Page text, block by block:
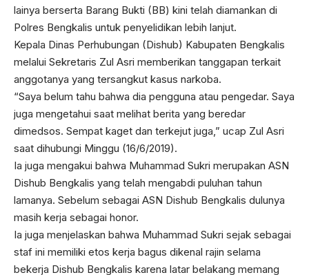
lainya berserta Barang Bukti (BB) kini telah diamankan di
Polres Bengkalis untuk penyelidikan lebih lanjut.
Kepala Dinas Perhubungan (Dishub) Kabupaten Bengkalis
melalui Sekretaris Zul Asri memberikan tanggapan terkait
anggotanya yang tersangkut kasus narkoba.
“Saya belum tahu bahwa dia pengguna atau pengedar. Saya
juga mengetahui saat melihat berita yang beredar
dimedsos. Sempat kaget dan terkejut juga,” ucap Zul Asri
saat dihubungi Minggu (16/6/2019).
Ia juga mengakui bahwa Muhammad Sukri merupakan ASN
Dishub Bengkalis yang telah mengabdi puluhan tahun
lamanya. Sebelum sebagai ASN Dishub Bengkalis dulunya
masih kerja sebagai honor.
Ia juga menjelaskan bahwa Muhammad Sukri sejak sebagai
staf ini memiliki etos kerja bagus dikenal rajin selama
bekerja Dishub Bengkalis karena latar belakang memang